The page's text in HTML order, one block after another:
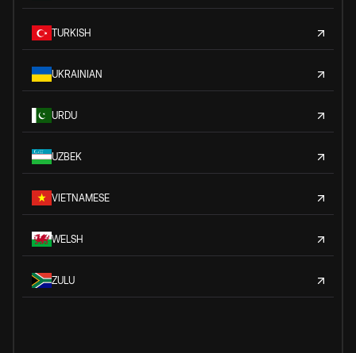
TURKISH
UKRAINIAN
URDU
UZBEK
VIETNAMESE
WELSH
ZULU